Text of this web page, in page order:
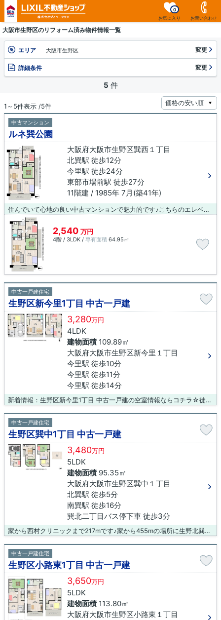
お気に入り
0
お問い合わせ
大阪市生野区のリフォーム済み物件情報一覧
エリア 大阪市生野区 変更
詳細条件 変更
5 件
1～5件表示 /5件
中古マンション
ルネ巽公園
大阪府大阪市生野区巽西１丁目
北巽駅 徒歩12分
今里駅 徒歩24分
東部市場前駅 徒歩27分
11階建 / 1985年 7月(築41年)
住んでいて心地の良い中古マンションで魅力的です♪こちらのエレベーター付きの物件はいかがでしょうか♪快適な地上11階建ての物件♪当社は確かな不動産情報をご提供しております♪こだわりやご要望などがあれば、メール又はお電話にて当社にご連絡ください♪経験豊富なスタッフがしっかりとサポートいたします(*^_^*)
2,540 万円
4階 / 3LDK / 専有面積 64.95㎡
中古一戸建住宅
生野区新今里1丁目 中古一戸建
3,280万円
4LDK
建物面積109.89㎡
大阪府大阪市生野区新今里１丁目
今里駅 徒歩10分
今里駅 徒歩11分
今里駅 徒歩14分
新着情報：生野区新今里1丁目 中古一戸建の空室情報ならコチラ☆徒歩10分の場所に大阪市立東中川小学校があります☆駅まで徒歩10分の物件です☆前面道路6m以上という駐車もラクラクな物件☆大阪市生野区には多種多様な一戸建てがございますので、マイホームの購入をお考えなら、ぜひ当社までご連絡ください☆お待ちしております(#^^#)
中古一戸建住宅
生野区巽中1丁目 中古一戸建
3,480万円
5LDK
建物面積95.35㎡
大阪府大阪市生野区巽中１丁目
北巽駅 徒歩5分
南巽駅 徒歩16分
巽北二丁目バス停下車 徒歩3分
家から西村クリニックまで217mです♪家から455mの場所に生野北巽郵便局があります♪駅から徒歩5分の所にある物件です♪中古の戸建て物件のご紹介♪大阪市生野区にある不動産が気になる方は、ぜひ当社までお問い合わせください♪地域情報などと併せて、不動産の詳細情報をご紹介いたします(^_^)
中古一戸建住宅
生野区小路東1丁目 中古一戸建
3,650万円
5LDK
建物面積113.80㎡
大阪府大阪市生野区小路東１丁目